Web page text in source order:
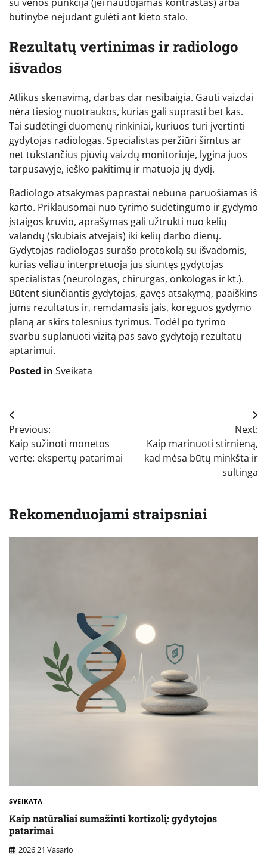
būtinybe nejudant gulėti ant kieto stalo.
Rezultatų vertinimas ir radiologo
išvados
Atlikus skenavimą, darbas dar nesibaigia. Gauti vaizdai
nėra tiesiog nuotraukos, kurias gali suprasti bet kas.
Tai sudėtingi duomenų rinkiniai, kuriuos turi įvertinti
gydytojas radiologas. Specialistas peržiūri šimtus ar
net tūkstančius pjūvių vaizdų monitoriuje, lygina juos
tarpusavyje, ieško pakitimų ir matuoja jų dydį.
Radiologo atsakymas paprastai nebūna paruošiamas iš
karto. Priklausomai nuo tyrimo sudėtingumo ir gydymo
įstaigos krūvio, aprašymas gali užtrukti nuo kelių
valandų (skubiais atvejais) iki kelių darbo dienų.
Gydytojas radiologas surašo protokolą su išvadomis,
kurias vėliau interpretuoja jus siuntęs gydytojas
specialistas (neurologas, chirurgas, onkologas ir kt.).
Būtent siunčiantis gydytojas, gavęs atsakymą, paaiškins
jums rezultatus ir, remdamasis jais, koreguos gydymo
planą ar skirs tolesnius tyrimus. Todėl po tyrimo
svarbu suplanuoti vizitą pas savo gydytoją rezultatų
aptarimui.
Posted in Sveikata
Navigacija
tarp
įrašų
Previous:
Kaip sužinoti monetos
vertę: ekspertų patarimai
Next:
Kaip marinuoti stirnieną,
kad mėsa būtų minkšta ir
sultinga
Rekomenduojami straipsniai
SVEIKATA
Kaip natūraliai sumažinti kortizolį: gydytojos
patarimai
2026 21 Vasario